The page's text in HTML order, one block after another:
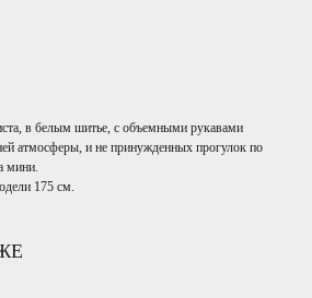
в белым шитье, с объемными рукавами
атмосферы, и не принужденных прогулок по
мини.
175 см.